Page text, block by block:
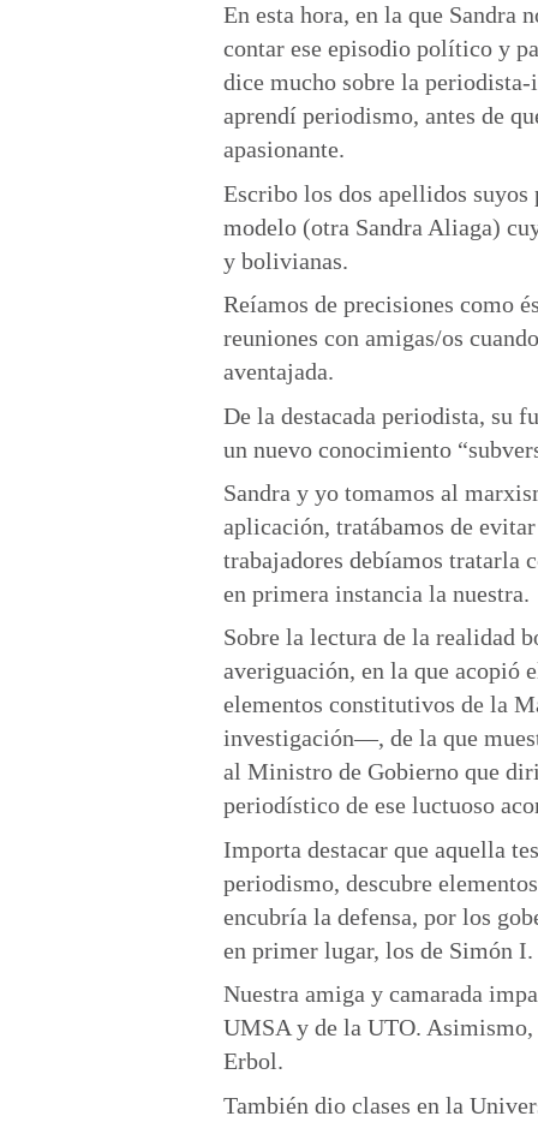
En esta hora, en la que Sandra
contar ese episodio político y
dice mucho sobre la
aprendí periodismo, antes de
apasionante.
Escribo los dos apellidos suyos
modelo (otra Sandra Aliaga)
y bolivianas.
Reíamos de precisiones como
reuniones con amigas/os
aventajada.
De la destacada periodista, su
un nuevo conocimiento
Sandra y yo tomamos al
aplicación, tratábamos de
trabajadores debíamos tratarla
en primera instancia la nuestra.
Sobre la lectura de la realidad
averiguación, en la que acopió
elementos constitutivos de la
investigación—, de la que
al Ministro de Gobierno que
periodístico de ese luctuoso
Importa destacar que aquella
periodismo, descubre
encubría la defensa, por los
en primer lugar, los de Simón
Nuestra amiga y camarada
UMSA y de la UTO.
Erbol.
También dio clases en la